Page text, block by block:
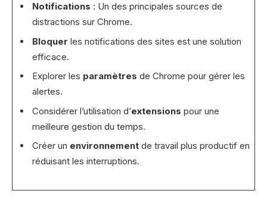
Notifications : Un des principales sources de
distractions sur Chrome.
Bloquer les notifications des sites est une solution
efficace.
Explorer les paramètres de Chrome pour gérer les
alertes.
Considérer l’utilisation d’extensions pour une
meilleure gestion du temps.
Créer un environnementde travail plus productif en
réduisant les interruptions.